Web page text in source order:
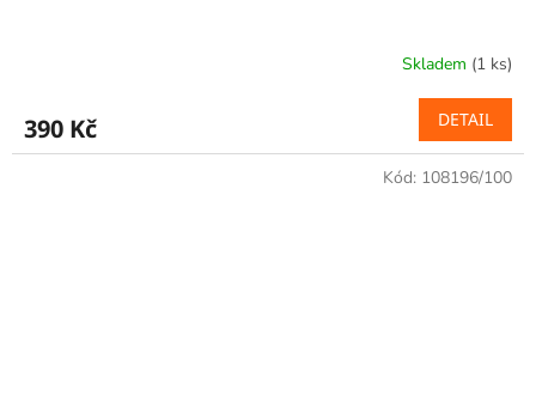
Skladem (1 ks)
390 Kč DETAIL
Kód: 108196/100